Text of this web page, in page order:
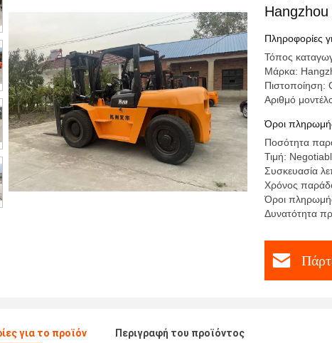
Hangzhou
Πληροφορίες
Τόπος
Μάρκα:
Πιστοποίηση:
Αριθμό
Όροι
Ποσότητα
Τιμή:
Συσκευασία
Χρόνος
Όροι
Δυνατότητα
για το προϊόν Περιγραφή του προϊόντος